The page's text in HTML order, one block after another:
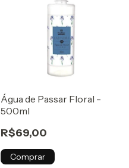
Água de Passar Floral -
500ml
R$69,00
Comprar